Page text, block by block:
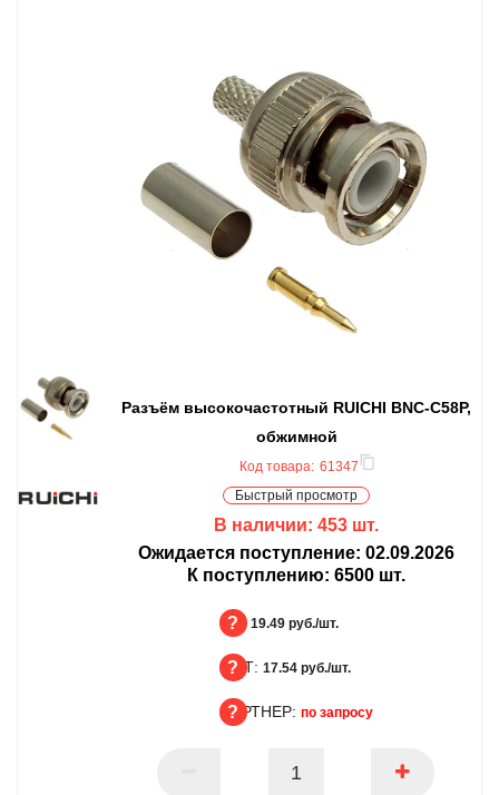
Разъём высокочастотный RUICHI BNC-C58P,
обжимной
Код товара: 61347
Быстрый просмотр
В наличии: 453 шт.
Ожидается поступление: 02.09.2026
К поступлению: 6500 шт.
БЦ: 19.49 руб./шт.
ОПТ: 17.54 руб./шт.
ПАРТНЕР: по запросу